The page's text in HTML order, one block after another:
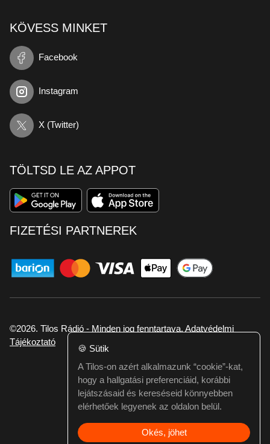
KÖVESS MINKET
Facebook
Instagram
X (Twitter)
TÖLTSD LE AZ APPOT
FIZETÉSI PARTNEREK
©2026. Tilos Rádió - Minden jog fenntartava. Adatvédelmi
Tájékoztató
Ha hibát találtál vagy kérdésed van itt jelezd:
webmester@tilos.hu
🍪 Sütik
A Tilos-on azért alkalmazunk “cookie”-kat,
hogy a hallgatási preferenciáid, korábbi
lejátszásaid és kereséseid könnyebben
elérhetőek legyenek az oldalon belül.
Okés, jöhet